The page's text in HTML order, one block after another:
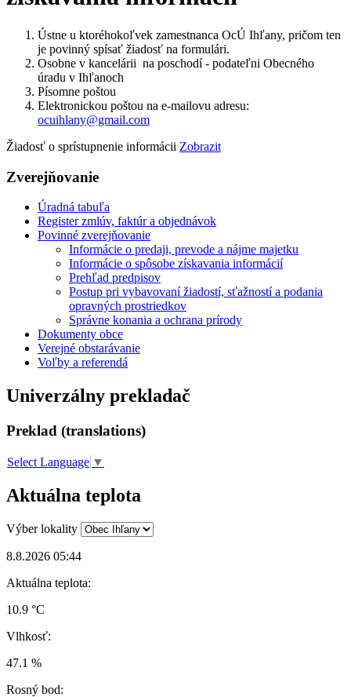
Ústne u ktoréhokoľvek zamestnanca OcÚ Ihľany, pričom ten
je povinný spísať žiadosť na formulári.
Osobne v kancelárii na poschodí - podateľni Obecného
úradu v Ihľanoch
Písomne poštou
Elektronickou poštou na e-mailovu adresu:
ocuihlany@gmail.com
Žiadosť o sprístupnenie informácii Zobrazit
Zverejňovanie
Úradná tabuľa
Register zmlúv, faktúr a objednávok
Povinné zverejňovanie
Informácie o predaji, prevode a nájme majetku
Informácie o spôsobe získavania informácií
Prehľad predpisov
Postup pri vybavovaní žiadostí, sťažností a podania
opravných prostriedkov
Správne konania a ochrana prírody
Dokumenty obce
Verejné obstarávanie
Voľby a referendá
Univerzálny prekladač
Preklad (translations)
Select Language ▼
Aktuálna teplota
Výber lokality
8.8.2026 05:44
Aktuálna teplota:
10.9 °C
Vlhkosť:
47.1 %
Rosný bod: